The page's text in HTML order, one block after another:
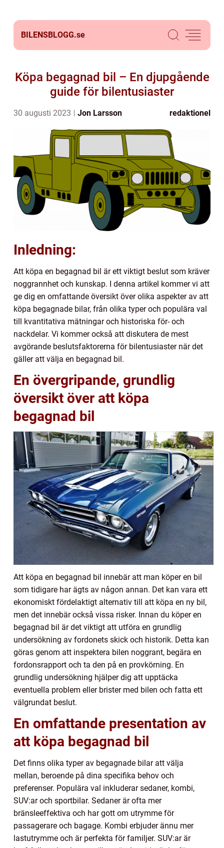
BILENSBLOGG.se
Köpa begagnad bil – En djupgående
guide för bilentusiaster
30 augusti 2023 Jon Larsson redaktionel
Inledning:
Att köpa en begagnad bil är ett viktigt beslut som kräver
noggrannhet och kunskap. I denna artikel kommer vi att
ge dig en omfattande översikt över olika aspekter av att
köpa begagnade bilar, från olika typer och populära val
till kvantitativa mätningar och historiska för- och
nackdelar. Vi kommer också att diskutera de mest
avgörande beslutsfaktorerna för bilentusiaster när det
gäller att välja en begagnad bil.
En övergripande, grundlig
översikt över att köpa
begagnad bil
Att köpa en begagnad bil innebär att man köper en bil
som tidigare har ägts av någon annan. Det kan vara ett
ekonomiskt fördelaktigt alternativ till att köpa en ny bil,
men det innebär också vissa risker. Innan du köper en
begagnad bil är det viktigt att utföra en grundlig
undersökning av fordonets skick och historik. Detta kan
göras genom att inspektera bilen noggrant, begära en
fordonsrapport och ta den på en provkörning. En
grundlig undersökning hjälper dig att upptäcka
eventuella problem eller brister med bilen och fatta ett
välgrundat beslut.
En omfattande presentation av
att köpa begagnad bil
Det finns olika typer av begagnade bilar att välja
mellan, beroende på dina specifika behov och
preferenser. Populära val inkluderar sedaner, kombi,
SUV:ar och sportbilar. Sedaner är ofta mer
bränsleeffektiva och har gott om utrymme för
passagerare och bagage. Kombi erbjuder ännu mer
lastutrymme och är perfekta för familjer. SUV:ar är